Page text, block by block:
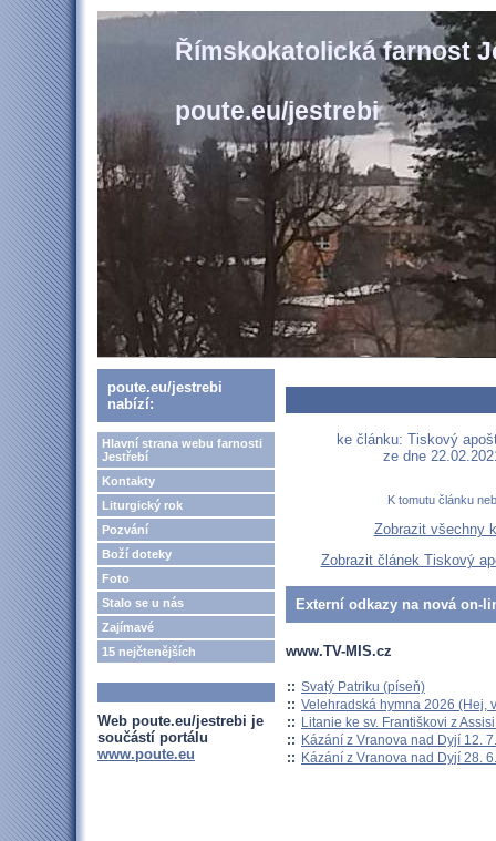
Římskokatolická farnost
poute.eu/jestrebi
poute.eu/jestrebi
nabízí:
Hlavní strana webu farnosti
Jestřebí
Kontakty
Liturgický rok
Pozvání
Boží doteky
Foto
Stalo se u nás
Zajímavé
15 nejčtenějších
Web poute.eu/jestrebi je
součástí portálu
www.poute.eu
ke článku: Tiskový
ze dne
K tomutu článku
Zobrazit všechny
Zobrazit článek Tiskový
Externí odkazy na nová on-
www.TV-MIS.cz
:: Svatý Patriku (píseň)
:: Velehradská hymna 2026 (Hej,
:: Litanie ke sv. Františkovi z
:: Kázání z Vranova nad Dyjí 12.
:: Kázání z Vranova nad Dyjí 28.